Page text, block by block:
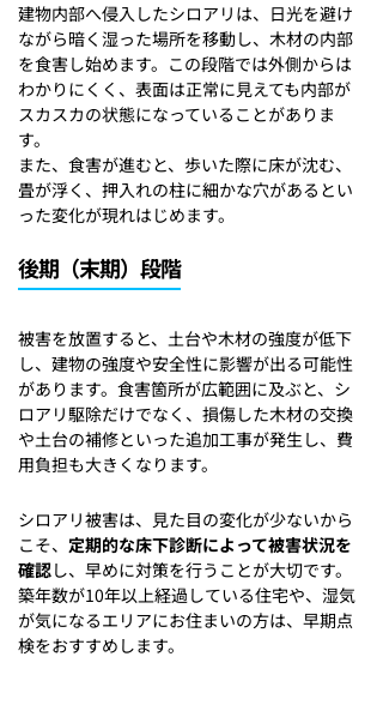
建物内部へ侵入したシロアリは、日光を避け
ながら暗く湿った場所を移動し、木材の内部
を食害し始めます。この段階では外側からは
わかりにくく、表面は正常に見えても内部が
スカスカの状態になっていることがありま
す。
また、食害が進むと、歩いた際に床が沈む、
畳が浮く、押入れの柱に細かな穴があるとい
った変化が現れはじめます。
後期（末期）段階
被害を放置すると、土台や木材の強度が低下
し、建物の強度や安全性に影響が出る可能性
があります。食害箇所が広範囲に及ぶと、シ
ロアリ駆除だけでなく、損傷した木材の交換
や土台の補修といった追加工事が発生し、費
用負担も大きくなります。
シロアリ被害は、見た目の変化が少ないから
こそ、 定期的な床下診断によって被害状況を
確認し、早めに対策を行うことが大切です。
築年数が10年以上経過している住宅や、湿気
が気になるエリアにお住まいの方は、早期点
検をおすすめします。